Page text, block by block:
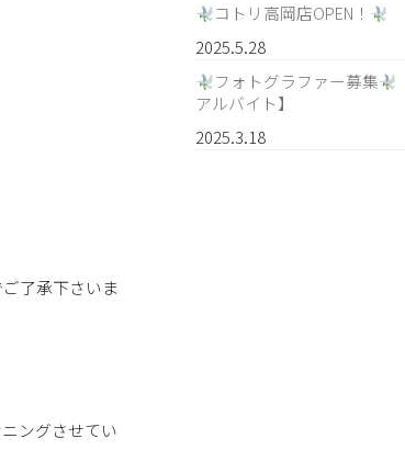
了承下さいま
ングさせてい
コトリ高岡店OPEN！
2025.5.28
フォトグラファー募集
アルバイト】
2025.3.18